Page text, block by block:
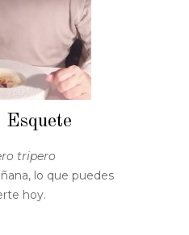
Esquete
tripero
lo que puedes
hoy.